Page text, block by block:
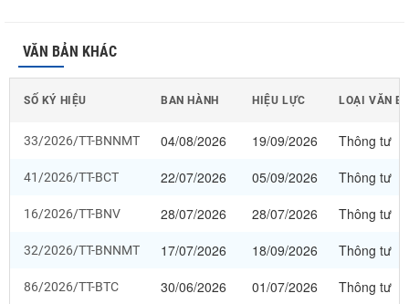
VĂN BẢN KHÁC
SỐ KÝ HIỆU BAN HÀNH HIỆU LỰC LOẠI VĂN
33/2026/TT-BNNMT 04/08/2026 19/09/2026 Thông tư
41/2026/TT-BCT 22/07/2026 05/09/2026 Thông tư
16/2026/TT-BNV 28/07/2026 28/07/2026 Thông tư
32/2026/TT-BNNMT 17/07/2026 18/09/2026 Thông tư
86/2026/TT-BTC 30/06/2026 01/07/2026 Thông tư